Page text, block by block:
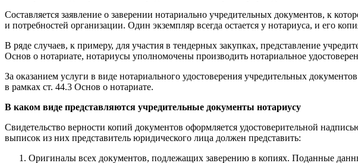
Составляется заявление о заверении нотариально учредительных документов, к
и потребностей организации. Один экземпляр всегда остается у нотариуса, и его
В ряде случаев, к примеру, для участия в тендерных закупках, представление
Основ о нотариате, нотариусы уполномочены производить нотариальное
За оказанием услуги в виде нотариального удостоверения учредительных
в рамках ст. 44.3 Основ о нотариате.
В каком виде представляются учредительные документы нотариусу
Свидетельство верности копий документов оформляется удостоверительной
выписок из них представитель юридического лица должен представить:
Оригиналы всех документов, подлежащих заверению в копиях. Поданные